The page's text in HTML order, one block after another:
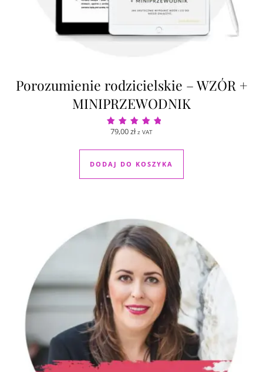
Porozumienie rodzicielskie – WZÓR +
MINIPRZEWODNIK
Oceniono
na 5
79,00zł z VAT
DODAJ DO KOSZYKA